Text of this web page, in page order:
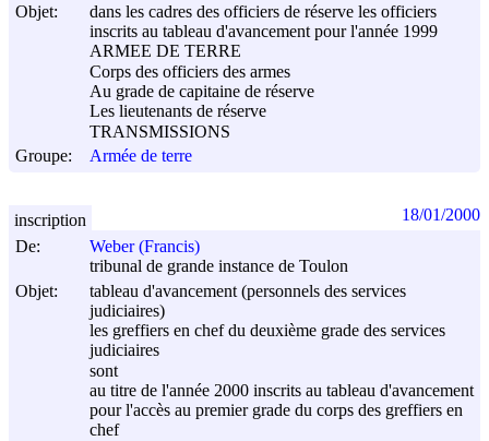
Objet:
dans les cadres des officiers de réserve les officiers
inscrits au tableau d'avancement pour l'année 1999
ARMEE DE TERRE
Corps des officiers des armes
Au grade de capitaine de réserve
Les lieutenants de réserve
TRANSMISSIONS
Groupe:
Armée de terre
De:
Weber (Francis)
tribunal de grande instance de Toulon
Objet:
tableau d'avancement (personnels des services
judiciaires)
les greffiers en chef du deuxième grade des services
judiciaires
sont
au titre de l'année 2000 inscrits au tableau d'avancement
pour l'accès au premier grade du corps des greffiers en
chef
inscription 18/01/2000